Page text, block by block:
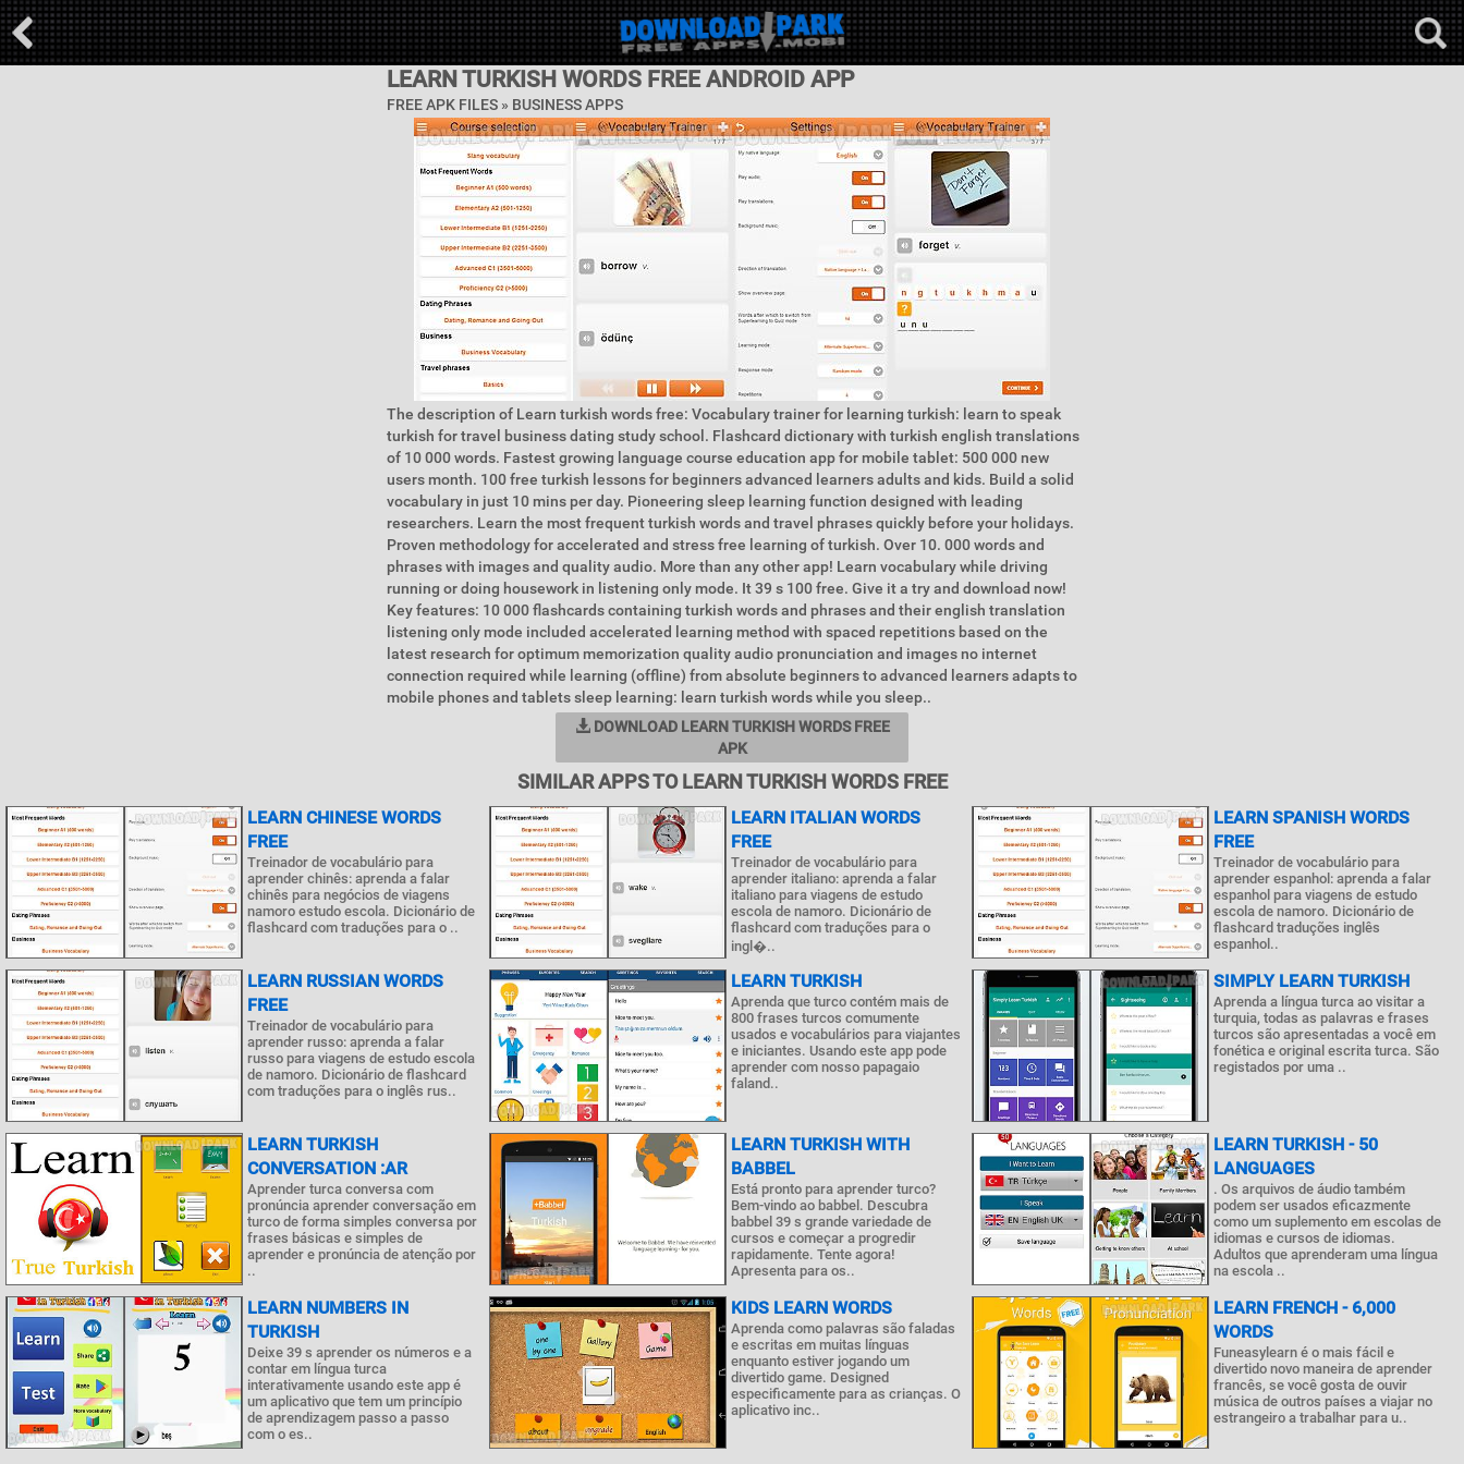
LEARN TURKISH WORDS FREE ANDROID APP
FREE APK FILES » BUSINESS APPS
The description of Learn turkish words free: Vocabulary trainer for learning turkish: learn to speak
turkish for travel business dating study school. Flashcard dictionary with turkish english translations
of 10 000 words. Fastest growing language course education app for mobile tablet: 500 000 new
users month. 100 free turkish lessons for beginners advanced learners adults and kids. Build a solid
vocabulary in just 10 mins per day. Pioneering sleep learning function designed with leading
researchers. Learn the most frequent turkish words and travel phrases quickly before your holidays.
Proven methodology for accelerated and stress free learning of turkish. Over 10. 000 words and
phrases with images and quality audio. More than any other app! Learn vocabulary while driving
running or doing housework in listening only mode. It 39 s 100 free. Give it a try and download now!
Key features: 10 000 flashcards containing turkish words and phrases and their english translation
listening only mode included accelerated learning method with spaced repetitions based on the
latest research for optimum memorization quality audio pronunciation and images no internet
connection required while learning (offline) from absolute beginners to advanced learners adapts to
mobile phones and tablets sleep learning: learn turkish words while you sleep..
DOWNLOAD LEARN TURKISH WORDS FREE
APK
SIMILAR APPS TO LEARN TURKISH WORDS FREE
LEARN CHINESE WORDS
FREE
Treinador de vocabulário para
aprender chinês: aprenda a falar
chinês para negócios de viagens
namoro estudo escola. Dicionário de
flashcard com traduções para o ..
LEARN ITALIAN WORDS
FREE
Treinador de vocabulário para
aprender italiano: aprenda a falar
italiano para viagens de estudo
escola de namoro. Dicionário de
flashcard com traduções para o
ingl�..
LEARN SPANISH WORDS
FREE
Treinador de vocabulário para
aprender espanhol: aprenda a falar
espanhol para viagens de estudo
escola de namoro. Dicionário de
flashcard traduções inglês
espanhol..
LEARN RUSSIAN WORDS
FREE
Treinador de vocabulário para
aprender russo: aprenda a falar
russo para viagens de estudo escola
de namoro. Dicionário de flashcard
com traduções para o inglês rus..
LEARN TURKISH
Aprenda que turco contém mais de
800 frases turcos comumente
usados e vocabulários para viajantes
e iniciantes. Usando este app pode
aprender com nosso papagaio
faland..
SIMPLY LEARN TURKISH
Aprenda a língua turca ao visitar a
turquia, todas as palavras e frases
turcos são apresentadas a você em
fonética e original escrita turca. São
registados por uma ..
LEARN TURKISH
CONVERSATION :AR
Aprender turca conversa com
pronúncia aprender conversação em
turco de forma simples conversa por
frases básicas e simples de
aprender e pronúncia de atenção por
..
LEARN TURKISH WITH
BABBEL
Está pronto para aprender turco?
Bem-vindo ao babbel. Descubra
babbel 39 s grande variedade de
cursos e começar a progredir
rapidamente. Tente agora!
Apresenta para os..
LEARN TURKISH - 50
LANGUAGES
. Os arquivos de áudio também
podem ser usados eficazmente
como um suplemento em escolas de
idiomas e cursos de idiomas.
Adultos que aprenderam uma língua
na escola ..
LEARN NUMBERS IN
TURKISH
Deixe 39 s aprender os números e a
contar em língua turca
interativamente usando este app é
um aplicativo que tem um princípio
de aprendizagem passo a passo
com o es..
KIDS LEARN WORDS
Aprenda como palavras são faladas
e escritas em muitas línguas
enquanto estiver jogando um
divertido game. Designed
especificamente para as crianças. O
aplicativo inc..
LEARN FRENCH - 6,000
WORDS
Funeasylearn é o mais fácil e
divertido novo maneira de aprender
francês, se você gosta de ouvir
música de outros países a viajar no
estrangeiro a trabalhar para u..